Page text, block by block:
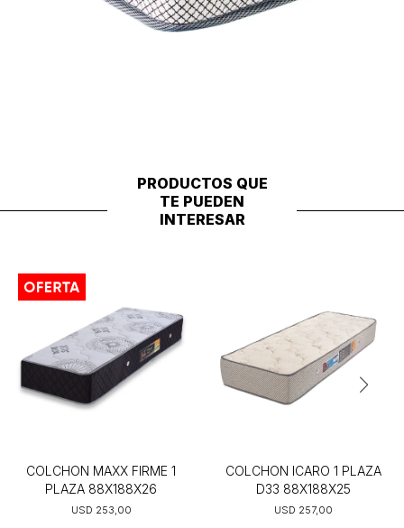
PRODUCTOS QUE
TE PUEDEN
INTERESAR
COLCHON MAXX FIRME 1
PLAZA 88X188X26
USD 253,00
COLCHON ICARO 1 PLAZA
D33 88X188X25
USD 257,00